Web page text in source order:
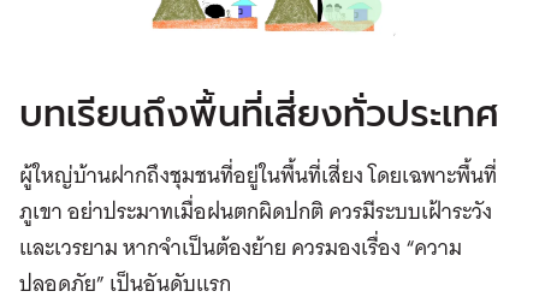
บทเรียนถึงพื้นที่เสี่ยงทั่วประเทศ
ผู้ใหญ่บ้านฝากถึงชุมชนที่อยู่ในพื้นที่เสี่ยง โดยเฉพาะพื้นที่
ภูเขา อย่าประมาทเมื่อฝนตกผิดปกติ ควรมีระบบเฝ้าระวัง
และเวรยาม หากจำเป็นต้องย้าย ควรมองเรื่อง “ความ
ปลอดภัย” เป็นอันดับแรก